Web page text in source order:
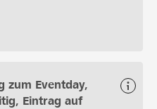
zum Eventday,
Eintrag auf